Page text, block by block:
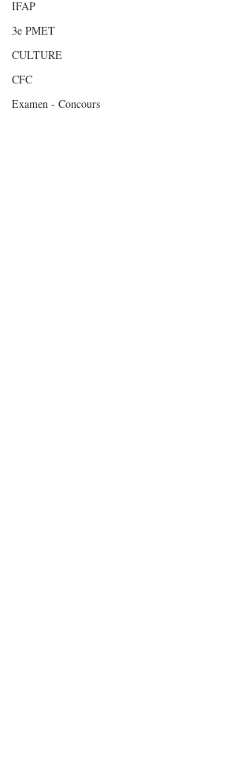
IFAP
3e PMET
CULTURE
CFC
Examen - Concours